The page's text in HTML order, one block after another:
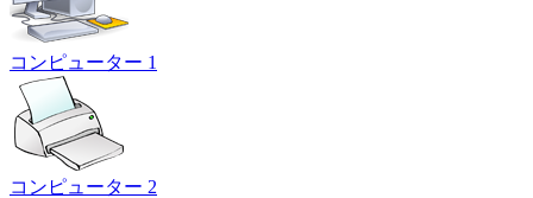
コンピューター 1
コンピューター 2